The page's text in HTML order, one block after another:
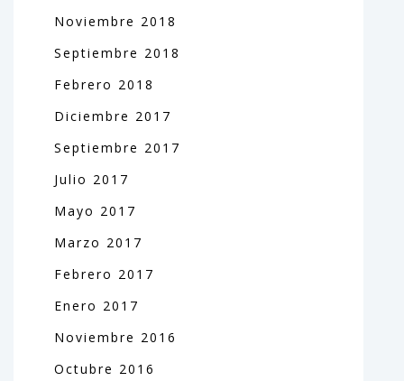
Noviembre 2018
Septiembre 2018
Febrero 2018
Diciembre 2017
Septiembre 2017
Julio 2017
Mayo 2017
Marzo 2017
Febrero 2017
Enero 2017
Noviembre 2016
Octubre 2016